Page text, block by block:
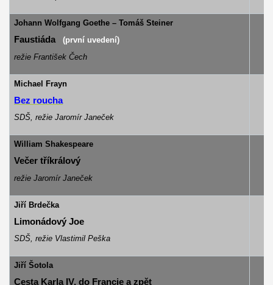
Johann Wolfgang Goethe – Tomáš Steiner
Faustiáda
(první uvedení)
režie František Čech
Michael Frayn
Bez roucha
SDŠ, režie Jaromír Janeček
William Shakespeare
Večer tříkrálový
režie Jaromír Janeček
Jiří Brdečka
Limonádový Joe
SDŠ, režie Vlastimil Peška
Jiří Šotola
Cesta Karla IV. do Francie a zpět